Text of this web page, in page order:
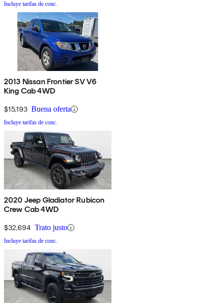
Incluye tarifas de conc.
2013 Nissan Frontier SV V6
King Cab 4WD
$15,193 Buena oferta
Incluye tarifas de conc.
2020 Jeep Gladiator Rubicon
Crew Cab 4WD
$32,694 Trato justo
Incluye tarifas de conc.